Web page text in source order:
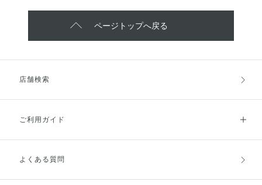
ページトップへ戻る
店舗検索
ご利用ガイド
ご利用ガイドトップ
よくある質問